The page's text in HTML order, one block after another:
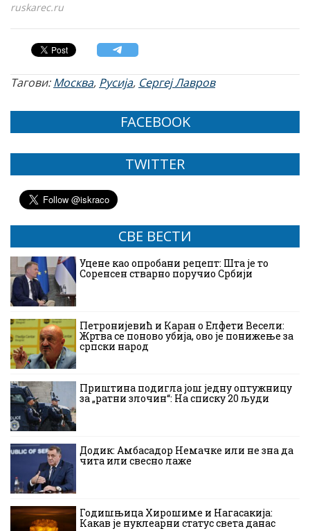
ruskarec.ru
Тагови:Москва, Русија, Сергеј Лавров
FACEBOOK
TWITTER
СВЕ ВЕСТИ
Уцене као опробани рецепт: Шта је то
Соренсен стварно поручио Србији
Петронијевић и Каран о Елфети Весели:
Жртва се поново убија, ово је понижење за
српски народ
Приштина подигла још једну оптужницу
за „ратни злочин“: На списку 20 људи
Додик: Амбасадор Немачке или не зна да
чита или свесно лаже
Годишњица Хирошиме и Нагасакија:
Какав је нуклеарни статус света данас